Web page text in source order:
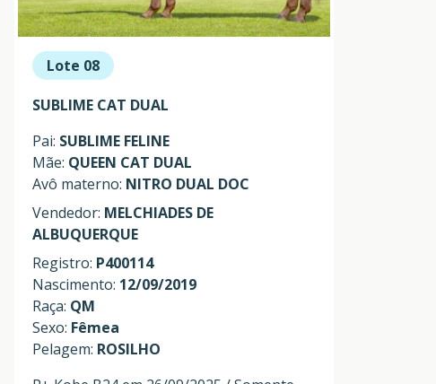
Lote 08
SUBLIME CAT DUAL
Pai: SUBLIME FELINE
Mãe: QUEEN CAT DUAL
Avô materno: NITRO DUAL DOC
Vendedor: MELCHIADES DE
ALBUQUERQUE
Registro: P400114
Nascimento: 12/09/2019
Raça: QM
Sexo: Fêmea
Pelagem: ROSILHO